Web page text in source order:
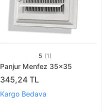
5 (1)
Panjur Menfez 35x35
345,24 TL
Kargo Bedava